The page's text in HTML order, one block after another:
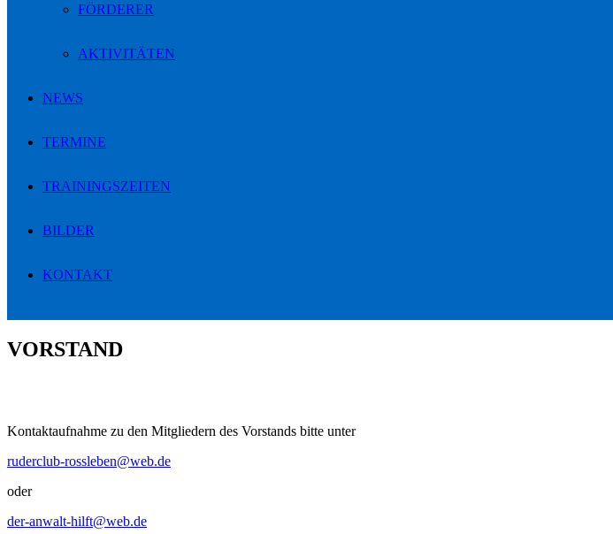
FÖRDERER
AKTIVITÄTEN
NEWS
TERMINE
TRAININGSZEITEN
BILDER
KONTAKT
VORSTAND
Kontaktaufnahme zu den Mitgliedern des Vorstands bitte unter
ruderclub-rossleben@web.de
oder
der-anwalt-hilft@web.de